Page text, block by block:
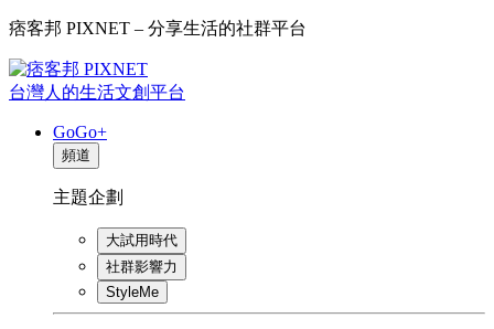
痞客邦 PIXNET – 分享生活的社群平台
台灣人的生活文創平台
GoGo+
頻道
主題企劃
大試用時代
社群影響力
StyleMe